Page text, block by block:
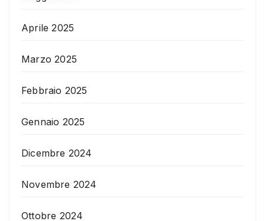
Aprile 2025
Marzo 2025
Febbraio 2025
Gennaio 2025
Dicembre 2024
Novembre 2024
Ottobre 2024